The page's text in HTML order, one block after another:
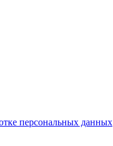
персональных данных